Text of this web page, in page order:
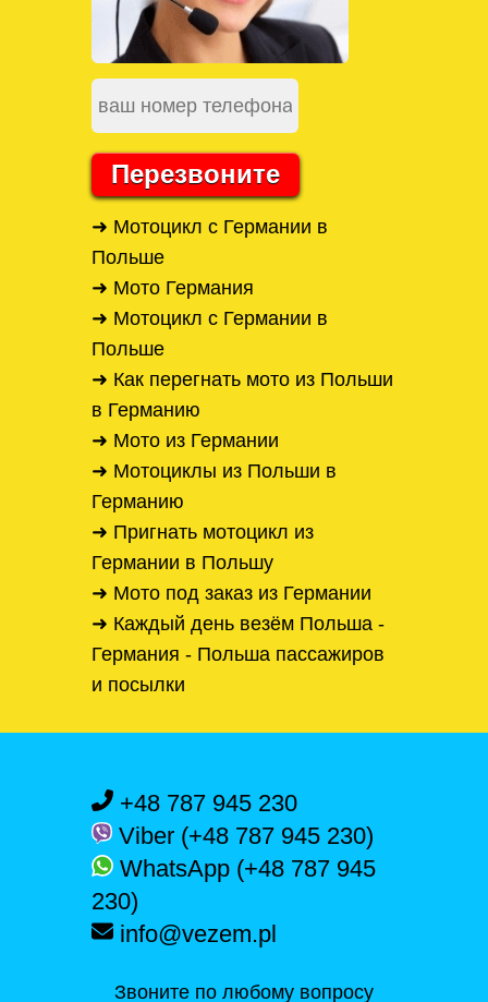
Перезвоните
➜ Мотоцикл с Германии в
Польше
➜ Мото Германия
➜ Мотоцикл с Германии в
Польше
➜ Как перегнать мото из Польши
в Германию
➜ Мото из Германии
➜ Мотоциклы из Польши в
Германию
➜ Пригнать мотоцикл из
Германии в Польшу
➜ Мото под заказ из Германии
➜ Каждый день везём Польша -
Германия - Польша пассажиров
и посылки
+48 787 945 230
Viber (+48 787 945 230)
WhatsApp (+48 787 945
230)
info@vezem.pl
Звоните по любому вопросу